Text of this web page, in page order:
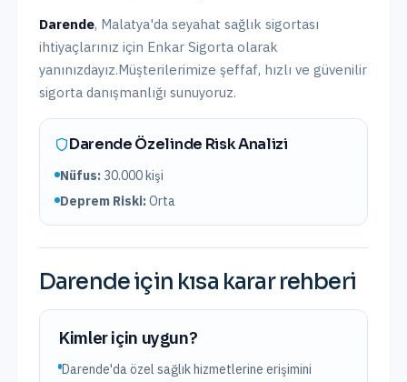
Darende, Malatya'da seyahat sağlık sigortası
ihtiyaçlarınız için Enkar Sigorta olarak
yanınızdayız.Müşterilerimize şeffaf, hızlı ve güvenilir
sigorta danışmanlığı sunuyoruz.
DarendeÖzelinde Risk Analizi
Nüfus: 30.000kişi
Deprem Riski:Orta
Darendeiçin kısa karar rehberi
Kimler için uygun?
Darende'da özel sağlık hizmetlerine erişimini